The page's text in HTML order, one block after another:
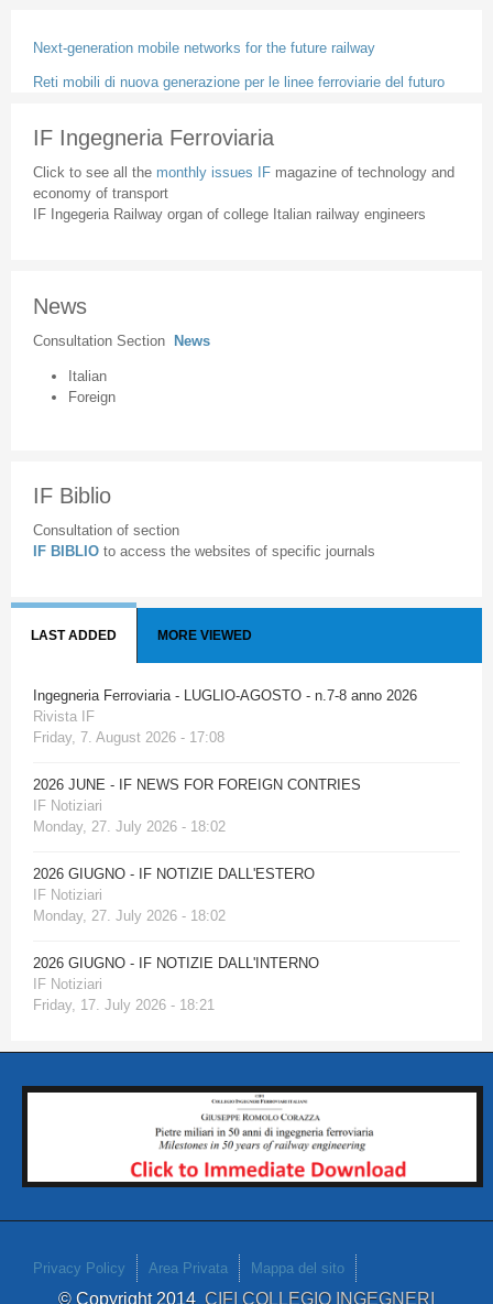
Next-generation mobile networks for the future railway
Reti mobili di nuova generazione per le linee ferroviarie del futuro
IF Ingegneria Ferroviaria
Click to see all the monthly issues IF magazine of technology and
economy of transport
IF Ingegeria Railway organ of college Italian railway engineers
News
Consultation Section News
Italian
Foreign
IF Biblio
Consultation of section
IF BIBLIO to access the websites of specific journals
LAST ADDED MORE VIEWED
Ingegneria Ferroviaria - LUGLIO-AGOSTO - n.7-8 anno 2026
Rivista IF
Friday, 7. August 2026 - 17:08
2026 JUNE - IF NEWS FOR FOREIGN CONTRIES
IF Notiziari
Monday, 27. July 2026 - 18:02
2026 GIUGNO - IF NOTIZIE DALL'ESTERO
IF Notiziari
Monday, 27. July 2026 - 18:02
2026 GIUGNO - IF NOTIZIE DALL'INTERNO
IF Notiziari
Friday, 17. July 2026 - 18:21
Privacy Policy Area Privata Mappa del sito
© Copyright 2014 CIFI COLLEGIO INGEGNERI